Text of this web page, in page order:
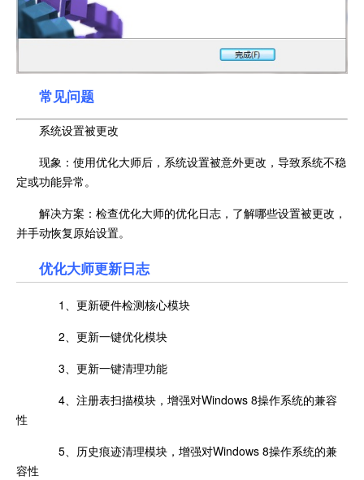
常见问题
系统设置被更改
现象：使用优化大师后，系统设置被意外更改，导致系统不稳
定或功能异常。
解决方案：检查优化大师的优化日志，了解哪些设置被更改，
并手动恢复原始设置。
优化大师更新日志
1、更新硬件检测核心模块
2、更新一键优化模块
3、更新一键清理功能
4、注册表扫描模块，增强对Windows 8操作系统的兼容
性
5、历史痕迹清理模块，增强对Windows 8操作系统的兼
容性